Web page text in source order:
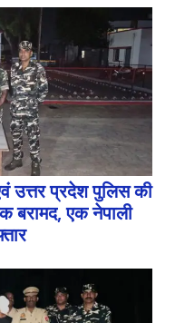
उत्तर प्रदेश पुलिस की
बरामद, एक नेपाली